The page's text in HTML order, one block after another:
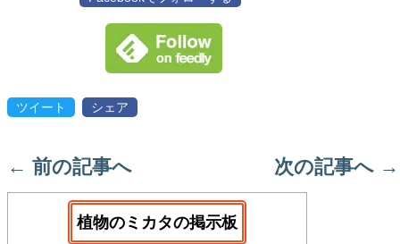
ツイート シェア
← 前の記事へ 次の記事へ →
植物のミカタの掲示板